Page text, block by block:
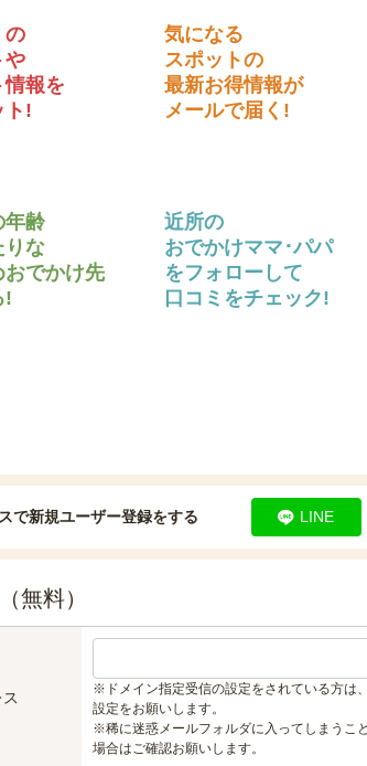
の
や
情報を
ト!
気になる
スポットの
最新お得情報が
メールで届く!
年齢
りな
おでかけ先
!
近所の
おでかけママ･パパ
をフォローして
口コミをチェック!
で新規ユーザー登録をする LINE
無料）
※ドメイン指定受信の設定をされている方は、
設定をお願いします。
※稀に迷惑メールフォルダに入ってしまうこ
場合はご確認お願いします。